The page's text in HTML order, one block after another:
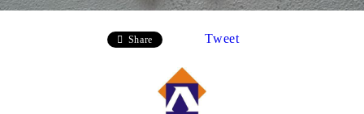
Share Tweet